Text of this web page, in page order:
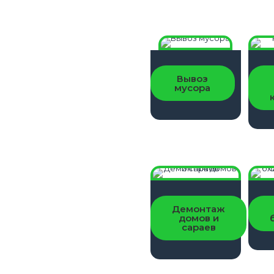
ОСТАВИТЬ
ЗАЯВКУ
Вывоз
мусора
ОСТАВИТЬ
ЗАЯВКУ
Демонтаж
домов и
сараев